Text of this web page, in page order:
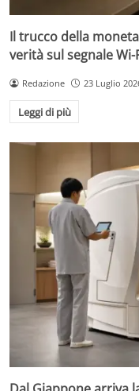
Il trucco della
verità sul segnale Wi-
Redazione 23 Luglio
Leggi di più